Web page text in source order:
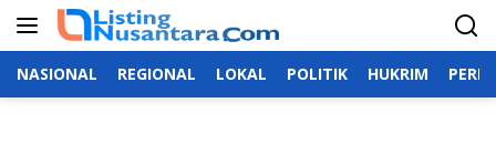
konten
NASIONAL REGIONAL LOKAL POLITIK HUKRIM